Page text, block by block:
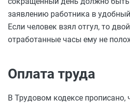
заявлению работника в
Если человек взял отгул, то
отработанные часы ему не
Оплата труда
В Трудовом кодексе